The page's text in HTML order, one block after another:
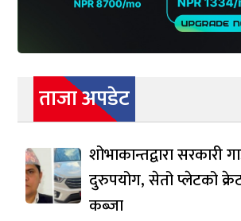
ताजा अपडेट
शोभाकान्तद्वारा सरकारी
दुरुपयोग, सेतो प्लेटको
कब्जा